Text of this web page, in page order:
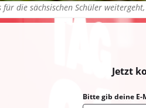
für die sächsischen Schüler
Jetzt
Bitte gib deine E-